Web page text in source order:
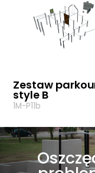
Zestaw
style B
1M-P11b